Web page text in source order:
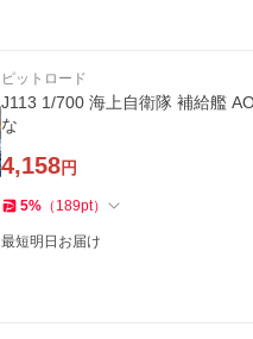
ピットロード
J113 1/700 海上自衛隊 補給艦
な
4,158円
5% （ 189pt）
最短明日お届け